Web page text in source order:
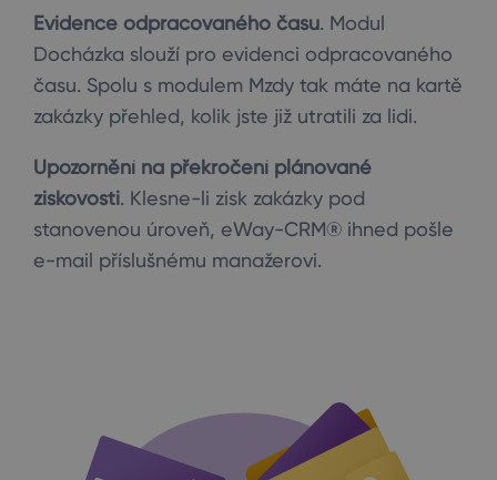
Evidence odpracovaného času. Modul
Docházka slouží pro evidenci odpracovaného
času. Spolu s modulem Mzdy tak máte na kartě
zakázky přehled, kolik jste již utratili za lidi.
Upozornění na překročení plánované
ziskovosti. Klesne-li zisk zakázky pod
stanovenou úroveň, eWay-CRM® ihned pošle
e-mail příslušnému manažerovi.